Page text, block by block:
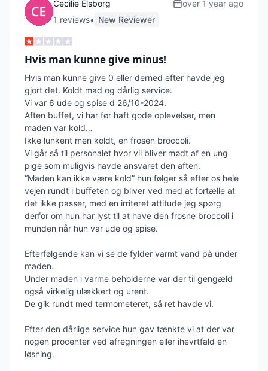
Cecilie Elsborg
1 reviews• New Reviewer
over 1 year ago
Hvis man kunne give minus!
Hvis man kunne give 0 eller derned efter havde jeg
gjort det. Koldt mad og dårlig service.
Vi var 6 ude og spise d 26/10-2024.
Aften buffet, vi har før haft gode oplevelser, men
maden var kold…
Ikke lunkent men koldt, en frosen broccoli.
Vi går så til personalet hvor vil bliver mødt af en ung
pige som muligvis havde ansvaret den aften.
“Maden kan ikke være kold” hun følger så efter os hele
vejen rundt i buffeten og bliver ved med at fortælle at
det ikke passer, med en irriteret attitude jeg spørg
derfor om hun har lyst til at have den frosne broccoli i
munden når hun var ude og spise.
Efterfølgende kan vi se de fylder varmt vand på under
maden.
Under maden i varme beholderne var der til gengæld
også virkelig ulækkert og urent.
De gik rundt med termometeret, så ret havde vi.
Efter den dårlige service hun gav tænkte vi at der var
nogen procenter ved afregningen eller ihevrtfald en
løsning.